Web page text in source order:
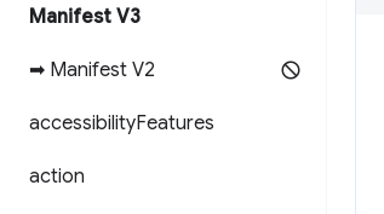
Manifest V3
➡ Manifest V2
accessibilityFeatures
action